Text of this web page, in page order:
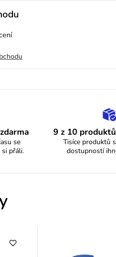
se
přáli.
9 z 10
Tisíce produktů
dostupností